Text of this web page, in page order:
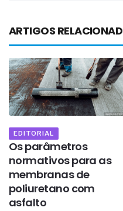
ARTIGOS
EDITORIAL
Os parâmetros
normativos para as
membranas de
poliuretano com
asfalto